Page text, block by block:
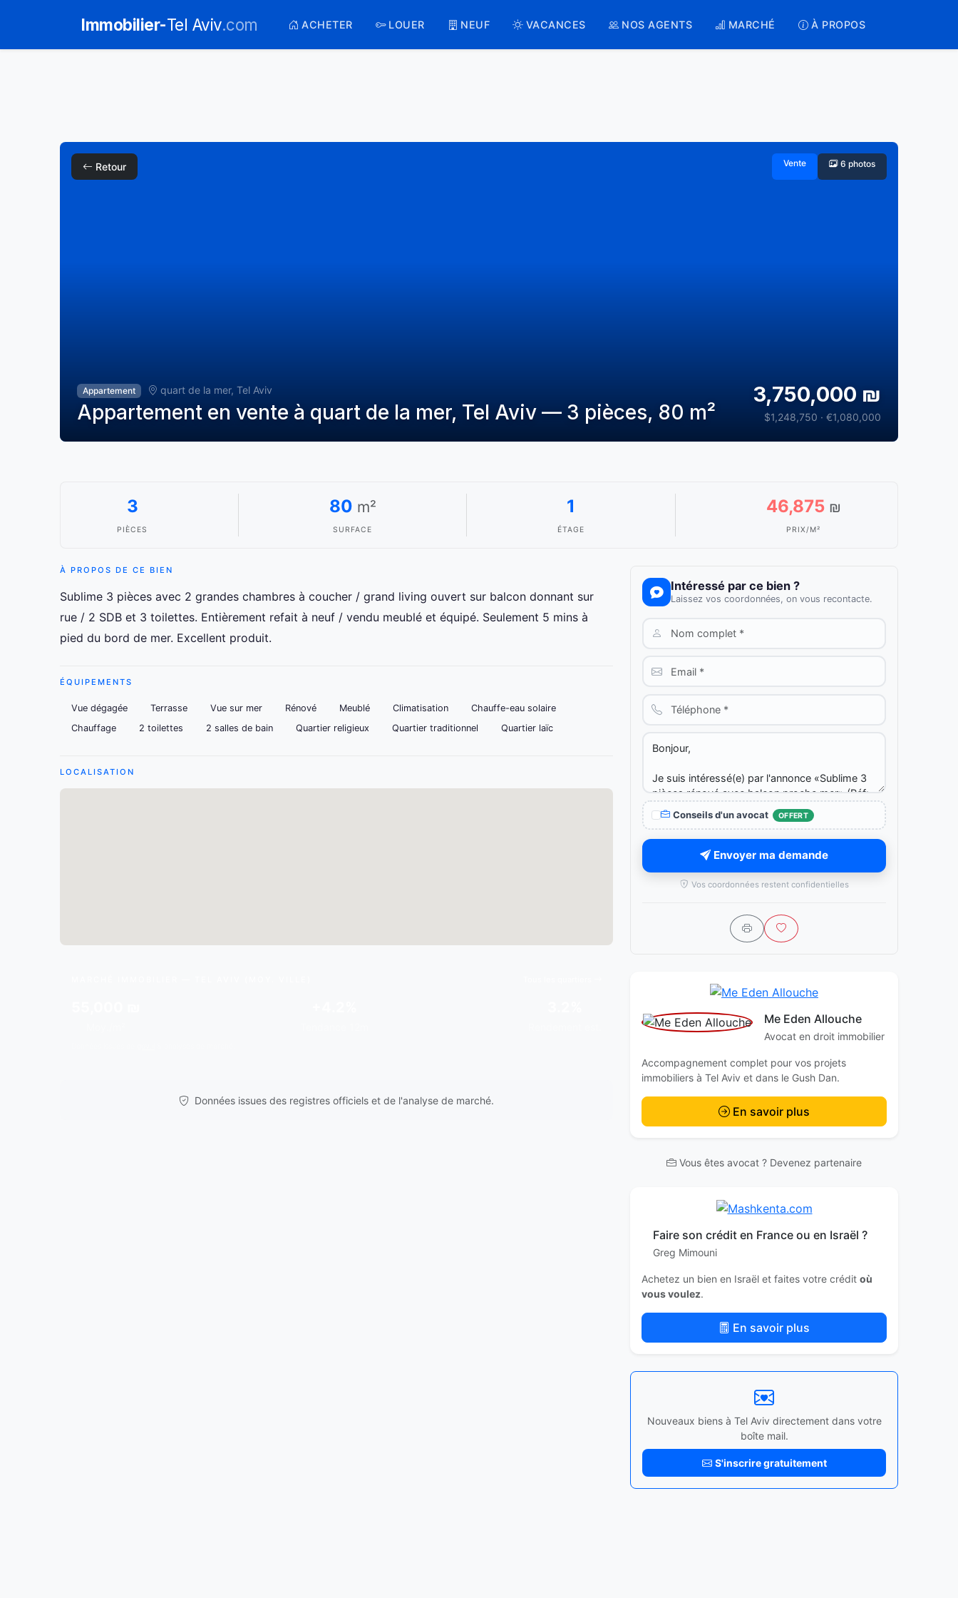
Immobilier-Tel Aviv.com ACHETER LOUER NEUF VACANCES NOS AGENTS MARCHÉ À PROPOS
Retour Vente 6 photos
Appartement quart de la mer, Tel Aviv
Appartement en vente à quart de la mer, Tel Aviv — 3 pièces, 80 m²
3,750,000 ₪
$1,248,750 · €1,080,000
3
PIÈCES
80 m²
SURFACE
1
ÉTAGE
46,875₪
PRIX/M²
À PROPOS DE CE BIEN
Sublime 3 pièces avec 2 grandes chambres à coucher / grand living ouvert sur balcon donnant sur
rue / 2 SDB et 3 toilettes. Entièrement refait à neuf / vendu meublé et équipé. Seulement 5 mins à
pied du bord de mer. Excellent produit.
ÉQUIPEMENTS
Vue dégagée Terrasse Vue sur mer Rénové Meublé Climatisation
Chauffe-eau solaire
Chauffage
2 toilettes 2 salles de bain Quartier religieux Quartier traditionnel Quartier laïc
LOCALISATION
Données issues des registres officiels et de l'analyse de marché.
Intéressé par ce bien ?
Laissez vos coordonnées, on vous recontacte.
Conseils d'un avocat OFFERT
Envoyer ma demande
Vos coordonnées restent confidentielles
Me Eden Allouche
Avocat en droit immobilier
Accompagnement complet pour vos projets
immobiliers à Tel Aviv et dans le Gush Dan.
En savoir plus
Vous êtes avocat ? Devenez partenaire
Faire son crédit en France ou en Israël ?
Greg Mimouni
Achetez un bien en Israël et faites votre crédit où
vous voulez.
En savoir plus
Nouveaux biens à Tel Aviv directement dans votre
boîte mail.
S'inscrire gratuitement